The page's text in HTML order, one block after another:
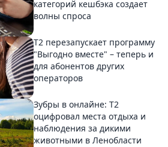
категорий кешбэка создает
волны спроса
Т2 перезапускает программу
"Выгодно вместе" – теперь и
для абонентов других
операторов
Зубры в онлайне: Т2
оцифровал места отдыха и
наблюдения за дикими
животными в Ленобласти